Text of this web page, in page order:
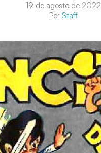
19 de agosto de 2022
Por Staff